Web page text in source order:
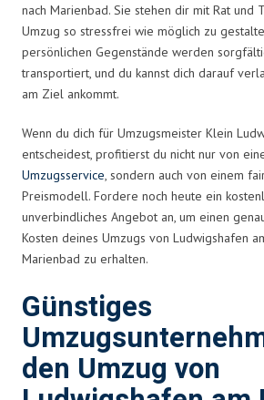
nach Marienbad. Sie stehen dir mit Rat und
Umzug so stressfrei wie möglich zu
persönlichen Gegenstände werden
transportiert, und du kannst dich darauf
am Ziel ankommt.
Wenn du dich für Umzugsmeister Klein
entscheidest, profitierst du nicht nur von
Umzugsservice, sondern auch von einem
Preismodell. Fordere noch heute ein
unverbindliches Angebot an, um einen
Kosten deines Umzugs von Ludwigshafen
Marienbad zu erhalten.
Günstiges
den Umzug von